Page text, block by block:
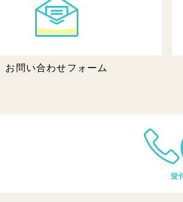
お問い合わせフォーム
受